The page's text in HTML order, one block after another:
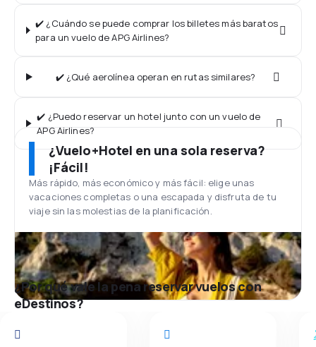
✔️ ¿Cuándo se puede comprar los billetes más baratos
para un vuelo de APG Airlines?
✔️ ¿Qué aerolínea operan en rutas similares?
✔️ ¿Puedo reservar un hotel junto con un vuelo de
APG Airlines?
¿Vuelo+Hotel en una sola reserva?
¡Fácil!
Más rápido, más económico y más fácil: elige unas
vacaciones completas o una escapada y disfruta de tu
viaje sin las molestias de la planificación.
¿Por qué vale la pena reservar vuelos con
eDestinos?